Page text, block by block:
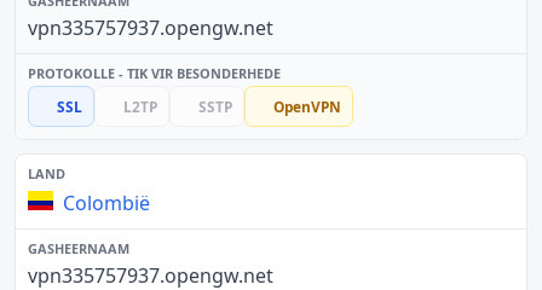
vpn335757937.opengw.net
SSL L2TP SSTP OpenVPN
Colombië
vpn335757937.opengw.net